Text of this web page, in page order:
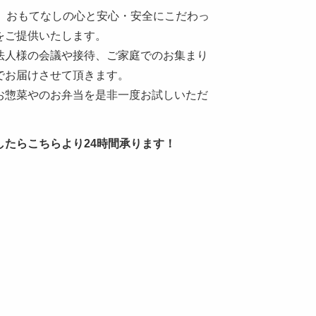
おもてなしの心と安心・安全にこだわっ
提供いたします。
様の会議や接待、ご家庭でのお集まり
届けさせて頂きます。
惣菜やのお弁当を是非一度お試しいただ
らこちらより24時間承ります！